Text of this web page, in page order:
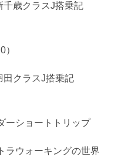
歳クラスJ搭乗記
クラスJ搭乗記
ーショートトリップ
ラウォーキングの世界